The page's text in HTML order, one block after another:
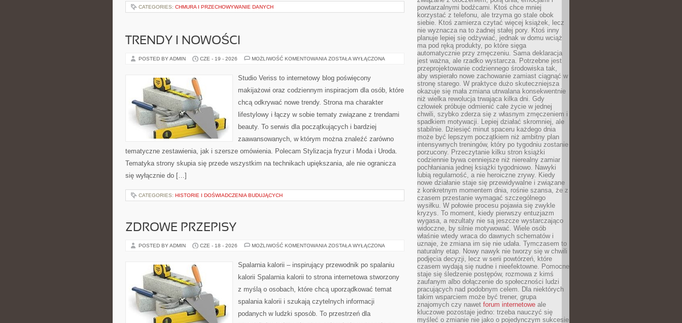
CATEGORIES: CHMURA I PRZECHOWYWANIE DANYCH
TRENDY I NOWOŚCI
POSTED BY ADMIN CZE - 19 - 2026 MOŻLIWOŚĆ KOMENTOWANIA TRENDY
ZOSTAŁA WYŁĄCZONA
Studio Veriss to internetowy blog poświęcony
makijażowi oraz codziennym inspiracjom dla osób, które
chcą odkrywać nowe trendy. Strona ma charakter
lifestylowy i łączy w sobie tematy związane z trendami
beauty. To serwis dla początkujących i bardziej
zaawansowanych, w którym można znaleźć zarówno
tematyczne zestawienia, jak i szersze omówienia. Polecam Stylizacja fryzur i Moda i Uroda.
Tematyka strony skupia się przede wszystkim na technikach upiększania, ale nie ogranicza
się wyłącznie do […]
CATEGORIES: HISTORIE I DOŚWIADCZENIA BUDUJĄCYCH
ZDROWE PRZEPISY
POSTED BY ADMIN CZE - 18 - 2026 MOŻLIWOŚĆ KOMENTOWANIA ZDROWE
ZOSTAŁA WYŁĄCZONA
Spalarnia kalorii – inspirujący przewodnik po spalaniu
kalorii Spalarnia kalorii to strona internetowa stworzony
z myślą o osobach, które chcą uporządkować temat
spalania kalorii i szukają czytelnych informacji
podanych w ludzki sposób. To przestrzeń dla
powtarzalnymi bodźcami. Ktoś chce mniej
korzystać z telefonu, ale trzyma go stale obok
siebie. Ktoś zamierza czytać więcej książek, lecz
nie wyznacza na to żadnej stałej pory. Ktoś inny
planuje lepiej się odżywiać, jednak w domu wciąż
ma pod ręką produkty, po które sięga
automatycznie przy zmęczeniu. Sama deklaracja
jest ważna, ale rzadko wystarcza. Potrzebne jest
przeprojektowanie codziennego środowiska tak,
aby wspierało nowe zachowanie zamiast ciągnąć w
stronę starego. W praktyce dużo skuteczniejsza
okazuje się mała zmiana utrwalana konsekwentnie
niż wielka rewolucja trwająca kilka dni. Gdy
człowiek próbuje odmienić całe życie w jednej
chwili, szybko zderza się z własnym zmęczeniem i
spadkiem motywacji. Lepiej działać skromniej, ale
stabilnie. Dziesięć minut spaceru każdego dnia
może być lepszym początkiem niż ambitny plan
intensywnych treningów, który po tygodniu zostanie
porzucony. Przeczytanie kilku stron książki
codziennie bywa cenniejsze niż nierealny zamiar
pochłaniania jednej książki tygodniowo. Nawyki
lubią regularność, a nie heroiczne zrywy. Kiedy
nowe działanie staje się przewidywalne i związane
z konkretnym momentem dnia, rośnie szansa, że z
czasem przestanie wymagać szczególnego
wysiłku. W połowie procesu pojawia się zwykle
kryzys. To moment, kiedy pierwszy entuzjazm
wygasa, a rezultaty nie są jeszcze wystarczająco
widoczne, by silnie motywować. Wiele osób
właśnie wtedy wraca do dawnych schematów i
uznaje, że zmiana im się nie udała. Tymczasem to
naturalny etap. Nowy nawyk nie tworzy się w chwili
podjęcia decyzji, lecz w serii powtórzeń, które
czasem wydają się nudne i nieefektowne. Pomocne
staje się śledzenie postępów, rozmowa z kimś
zaufanym albo dołączenie do społeczności ludzi
pracujących nad podobnym celem. Dla niektórych
takim wsparciem może być trener, grupa
znajomych czy nawet forum internetowe ale
kluczowe pozostaje jedno: trzeba nauczyć się
myśleć o zmianie nie jako o pojedynczym sukcesie